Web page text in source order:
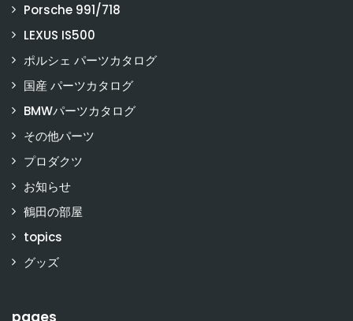
Porsche 991/718
LEXUS IS500
ポルシェ パーツカタログ
国産 パーツカタログ
BMWパーツカタログ
その他パーツ
プロダクツ
お知らせ
鶴田の部屋
topics
グッズ
pages